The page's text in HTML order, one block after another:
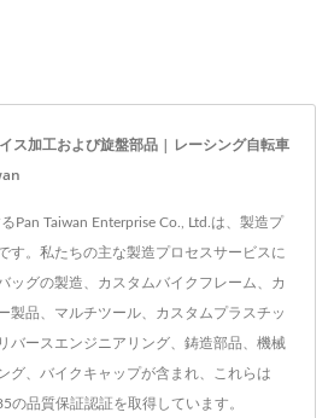
ス加工および旋盤部品 | レーシング自転車
Pan Taiwan Enterprise Co., Ltd.は、製造プ
す。私たちの主な製造プロセスサービスに
ッグの製造、カスタムバイクフレーム、カ
製品、マルチツール、カスタムプラスチッ
バースエンジニアリング、鋳造部品、機械
グ、バイクキャップが含まれ、これらは
の品質保証認証を取得しています。